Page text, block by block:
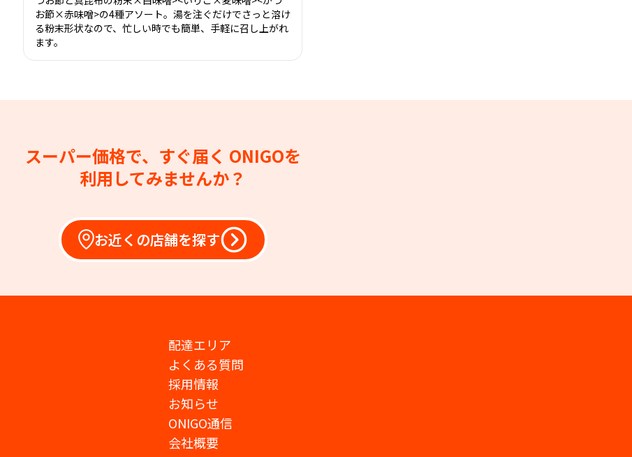
お節×赤味噌>の4種アソート。湯を注ぐだけでさっと溶け
る粉末形状なので、忙しい時でも簡単、手軽に召し上がれ
ます。
スーパー価格で、すぐ届く ONIGOを
利用してみませんか？
お近くの店舗を探す
配達エリア
よくある質問
採用情報
お知らせ
ONIGO通信
会社概要